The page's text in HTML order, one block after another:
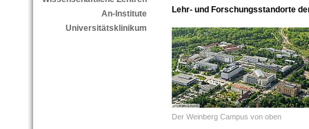
An-Institute
Universitätsklinikum
Lehr- und Forschungsstandorte
Der Weinberg Campus von oben